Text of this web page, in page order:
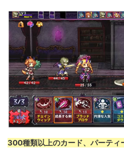
300種類以上のカード、パーティ